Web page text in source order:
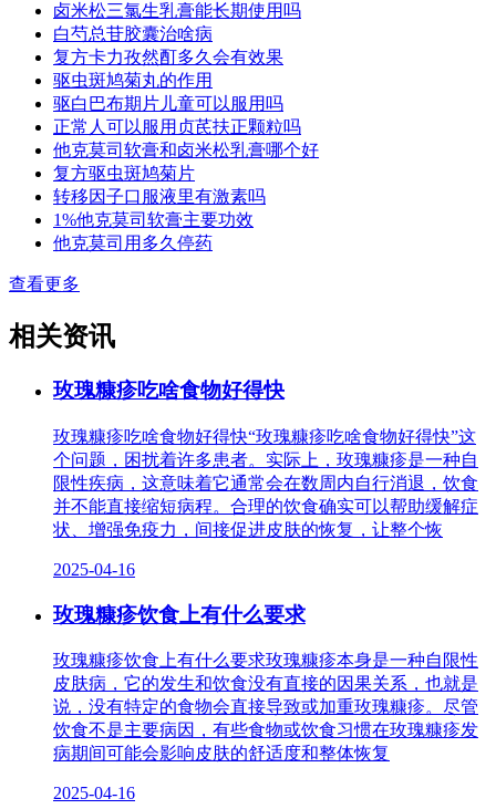
卤米松三氯生乳膏能长期使用吗
白芍总苷胶囊治啥病
复方卡力孜然酊多久会有效果
驱虫斑鸠菊丸的作用
驱白巴布期片儿童可以服用吗
正常人可以服用贞芪扶正颗粒吗
他克莫司软膏和卤米松乳膏哪个好
复方驱虫斑鸠菊片
转移因子口服液里有激素吗
1%他克莫司软膏主要功效
他克莫司用多久停药
查看更多
相关资讯
玫瑰糠疹吃啥食物好得快
玫瑰糠疹吃啥食物好得快“玫瑰糠疹吃啥食物好得快”这
个问题，困扰着许多患者。实际上，玫瑰糠疹是一种自
限性疾病，这意味着它通常会在数周内自行消退，饮食
并不能直接缩短病程。合理的饮食确实可以帮助缓解症
状、增强免疫力，间接促进皮肤的恢复，让整个恢
2025-04-16
玫瑰糠疹饮食上有什么要求
玫瑰糠疹饮食上有什么要求玫瑰糠疹本身是一种自限性
皮肤病，它的发生和饮食没有直接的因果关系，也就是
说，没有特定的食物会直接导致或加重玫瑰糠疹。尽管
饮食不是主要病因，有些食物或饮食习惯在玫瑰糠疹发
病期间可能会影响皮肤的舒适度和整体恢复
2025-04-16